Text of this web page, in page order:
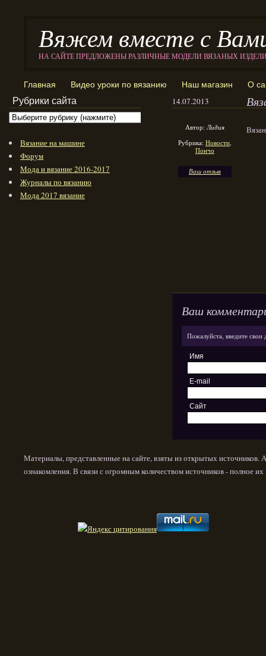
Вяжем вместе с
НА САЙТЕ ПРЕДЛОЖЕНЫ РАЗЛИЧНЫЕ МОДЕЛИ ВЯЗАНЫХ
Главная Видео уроки по вязанию Наш магазин О
14.07.2013
Автор:Лидия
Рубрика: Новости,
Пончо
Ваш отзыв
Ваш
Пожалуйста, введите
Имя
E-mail
Сайт
Рубрики сайта
Вязание на машине
Форум
Мода и вязание 2016-2017
Журналы по вязанию
Мода 2017 вязание
Материалы, представленные на сайте, взяты из открытых
ознакомления. В связи с огромным количеством источников - полное